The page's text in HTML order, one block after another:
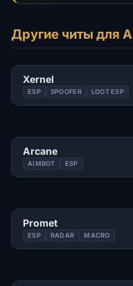
Другие читы для
Xernel
ESP SPOOFER LOOT ESP
Arcane
AIMBOT ESP
Promet
ESP RADAR MACRO